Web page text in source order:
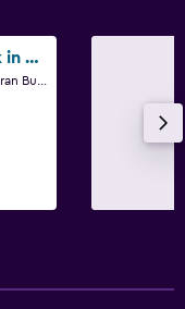
Hotel Shri Vinayak in City Centre at New Delhi Railway Station-By RCG Hotels